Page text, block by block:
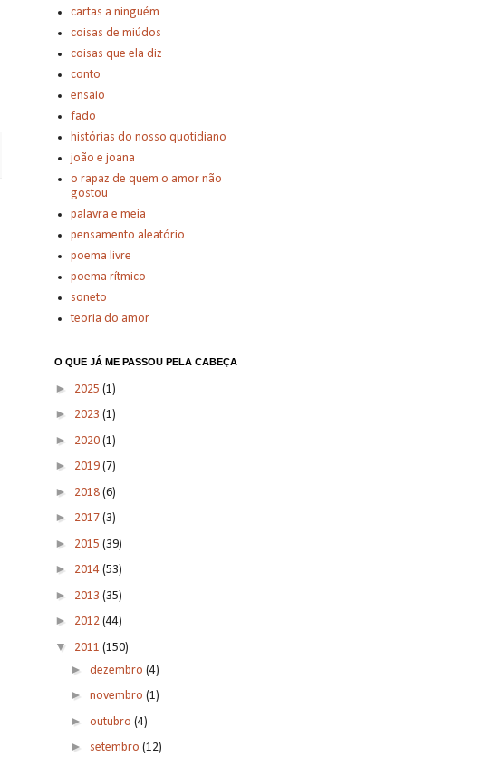
cartas a ninguém
coisas de miúdos
coisas que ela diz
conto
ensaio
fado
histórias do nosso quotidiano
joão e joana
o rapaz de quem o amor não
gostou
palavra e meia
pensamento aleatório
poema livre
poema rítmico
soneto
teoria do amor
O QUE JÁ ME PASSOU PELA CABEÇA
► 2025 (1)
► 2023 (1)
► 2020 (1)
► 2019 (7)
► 2018 (6)
► 2017 (3)
► 2015 (39)
► 2014 (53)
► 2013 (35)
► 2012 (44)
▼ 2011 (150)
► dezembro (4)
► novembro (1)
► outubro (4)
► setembro (12)